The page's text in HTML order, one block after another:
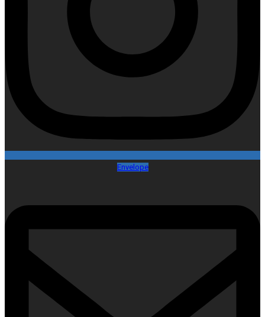
Envelope